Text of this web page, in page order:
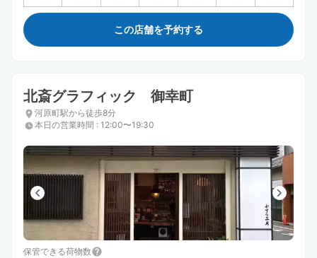
この店舗を予約する
北斎グラフィック 御幸町
河原町駅から徒歩8分
本日の営業時間 : 12:00〜19:30
保管できる荷物数